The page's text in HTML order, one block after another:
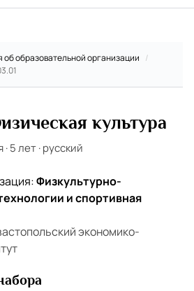
об образовательной организации /
культура
·5 лет·русский
Физкультурно-
и спортивная
экономико-